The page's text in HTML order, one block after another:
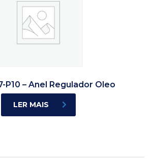
P10 – Anel Regulador Oleo
LER MAIS